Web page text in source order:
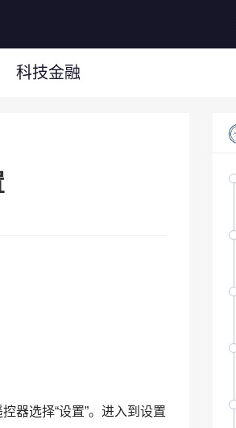
科技金融
器选择“设置”。进入到设置